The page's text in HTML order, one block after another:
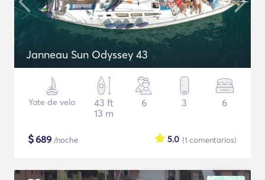
Janneau Sun Odyssey 43
Yate de vela
43 ft
13 m
6 3 6
$689 /noche (1 comentarios)
5.0